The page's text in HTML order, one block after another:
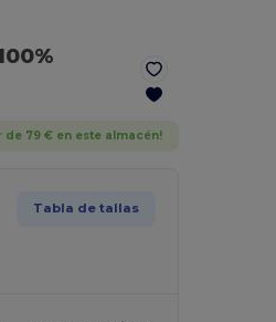
79 € en este almacén!
Tabla de tallas